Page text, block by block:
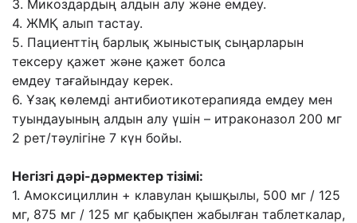
3. Микоздардың алдын алу жəне емдеу.
4. ЖМҚ алып тастау.
5. Пациенттің барлық жыныстық сыңарларын
тексеру қажет жəне қажет болса
емдеу тағайындау керек.
6. Ұзақ көлемді антибиотикотерапияда емдеу мен
туындауының алдын алу үшін – итраконазол 200 мг
2 рет/тəулігіне 7 күн бойы.
Негізгі дəрі-дəрмектер тізімі:
1. Амоксициллин + клавулан қышқылы, 500 мг / 125
мг, 875 мг / 125 мг қабықпен жабылған таблеткалар,